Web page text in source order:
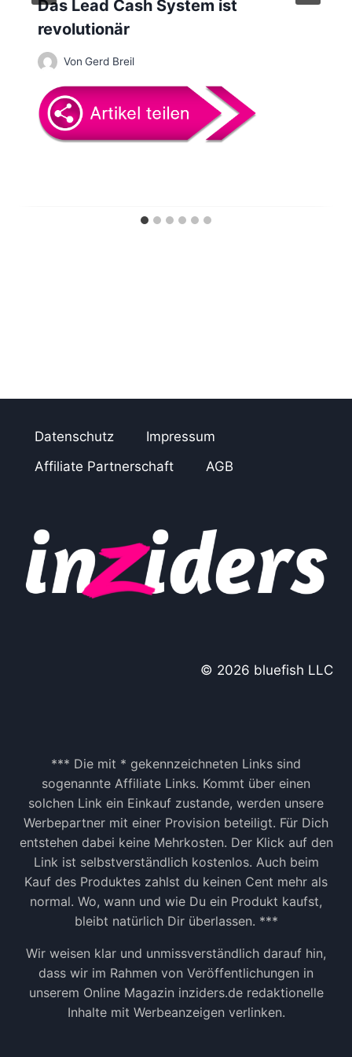
Das Lead Cash System ist
revolutionär
Von Gerd Breil
Datenschutz
Impressum
Affiliate Partnerschaft
AGB
© 2026 bluefish LLC
*** Die mit * gekennzeichneten Links sind
sogenannte Affiliate Links. Kommt über einen
solchen Link ein Einkauf zustande, werden unsere
Werbepartner mit einer Provision beteiligt. Für Dich
entstehen dabei keine Mehrkosten. Der Klick auf den
Link ist selbstverständlich kostenlos. Auch beim
Kauf des Produktes zahlst du keinen Cent mehr als
normal. Wo, wann und wie Du ein Produkt kaufst,
bleibt natürlich Dir überlassen. ***
Wir weisen klar und unmissverständlich darauf hin,
dass wir im Rahmen von Veröffentlichungen in
unserem Online Magazin inziders.de redaktionelle
Inhalte mit Werbeanzeigen verlinken.